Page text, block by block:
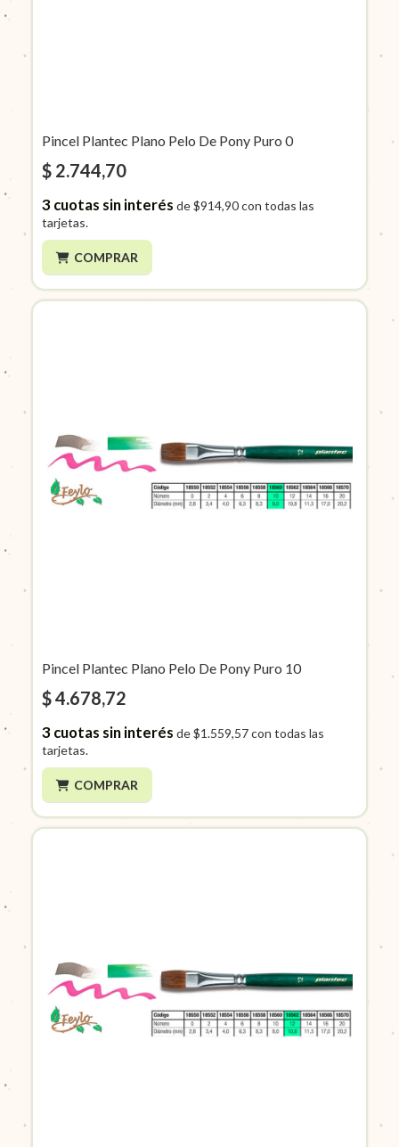
Pincel Plantec Plano Pelo De Pony Puro 0
$ 2.744,70
3cuotas sin interés de$914,90con todas las
tarjetas.
COMPRAR
Pincel Plantec Plano Pelo De Pony Puro 10
$ 4.678,72
3cuotas sin interés de$1.559,57con todas las
tarjetas.
COMPRAR